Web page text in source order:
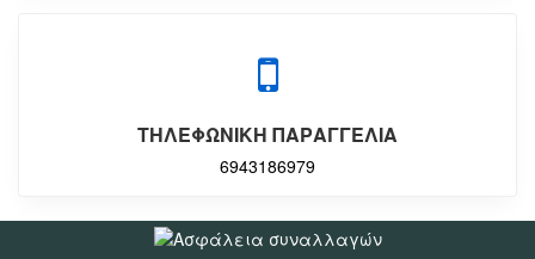
ΤΗΛΕΦΩΝΙΚΗ ΠΑΡΑΓΓΕΛΙΑ
6943186979